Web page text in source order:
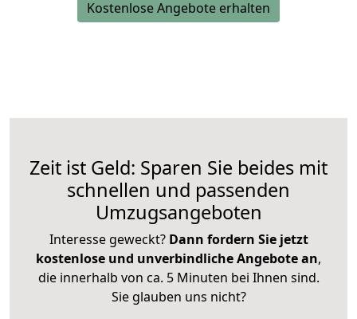
Kostenlose Angebote erhalten
Zeit ist Geld: Sparen Sie beides mit
schnellen und passenden
Umzugsangeboten
Interesse geweckt? Dann fordern Sie jetzt
kostenlose und unverbindliche Angebote an,
die innerhalb von ca. 5 Minuten bei Ihnen sind.
Sie glauben uns nicht?